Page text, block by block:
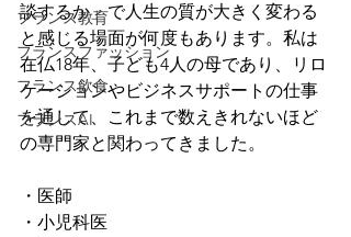
フランス教育
フランスファッション
フランス飲食
フランスAI
談するか」で人生の質が大きく変わる
と感じる場面が何度もあります。私は
在仏18年、子ども4人の母であり、リロ
ケーションやビジネスサポートの仕事
を通して、これまで数えきれないほど
の専門家と関わってきました。
・医師
・小児科医